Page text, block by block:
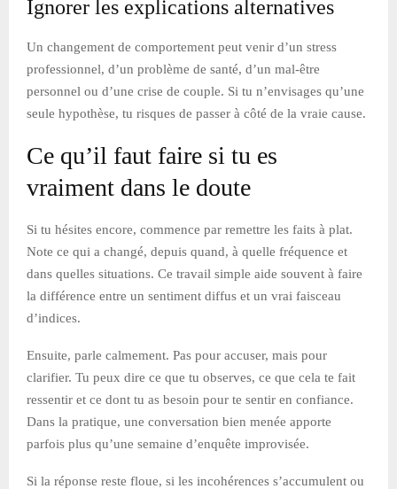
Ignorer les explications alternatives
Un changement de comportement peut venir d’un stress
professionnel, d’un problème de santé, d’un mal-être
personnel ou d’une crise de couple. Si tu n’envisages qu’une
seule hypothèse, tu risques de passer à côté de la vraie cause.
Ce qu’il faut faire si tu es
vraiment dans le doute
Si tu hésites encore, commence par remettre les faits à plat.
Note ce qui a changé, depuis quand, à quelle fréquence et
dans quelles situations. Ce travail simple aide souvent à faire
la différence entre un sentiment diffus et un vrai faisceau
d’indices.
Ensuite, parle calmement. Pas pour accuser, mais pour
clarifier. Tu peux dire ce que tu observes, ce que cela te fait
ressentir et ce dont tu as besoin pour te sentir en confiance.
Dans la pratique, une conversation bien menée apporte
parfois plus qu’une semaine d’enquête improvisée.
Si la réponse reste floue, si les incohérences s’accumulent ou